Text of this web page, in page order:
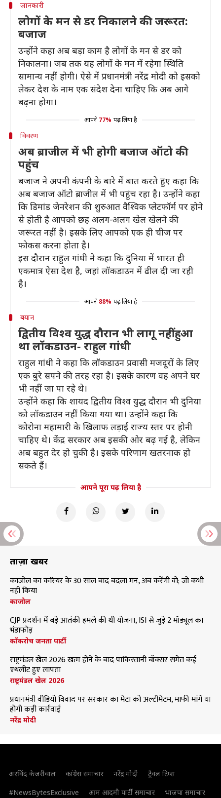
जानकारी
लोगों के मन से डर निकालने की जरूरत:
बजाज
उन्होंने कहा अब बड़ा काम है लोगों के मन से डर को
निकालना। जब तक यह लोगों के मन में रहेगा स्थिति
सामान्य नहीं होगी। ऐसे में प्रधानमंत्री नरेंद्र मोदी को इसको
लेकर देश के नाम एक संदेश देना चाहिए कि अब आगे
बढ़ना होगा।
आपने 77% पढ़ लिया है
विवरण
अब ब्राजील में भी होगी बजाज ऑटो की
पहुंच
बजाज ने अपनी कंपनी के बारे में बात करते हुए कहा कि
अब बजाज ऑटो ब्राजील में भी पहुंच रहा है। उन्होंने कहा
कि डिमांड जेनरेशन की शुरुआत वैश्विक प्लेटफॉर्म पर होने
से होती है आपको छह अलग-अलग खेल खेलने की
जरूरत नहीं है। इसके लिए आपको एक ही चीज पर
फोकस करना होता है।
इस दौरान राहुल गांधी ने कहा कि दुनिया में भारत ही
एकमात्र ऐसा देश है, जहां लॉकडाउन में ढील दी जा रही
है।
आपने 88% पढ़ लिया है
बयान
द्वितीय विश्व युद्ध दौरान भी लागू नहीं हुआ
था लॉकडाउन- राहुल गांधी
राहुल गांधी ने कहा कि लॉकडाउन प्रवासी मजदूरों के लिए
एक बुरे सपने की तरह रहा है। इसके कारण वह अपने घर
भी नहीं जा पा रहे थे।
उन्होंने कहा कि शायद द्वितीय विश्व युद्ध दौरान भी दुनिया
को लॉकडाउन नहीं किया गया था। उन्होंने कहा कि
कोरोना महामारी के खिलाफ लड़ाई राज्य स्तर पर होनी
चाहिए थे। केंद्र सरकार अब इसकी ओर बढ़ गई है, लेकिन
अब बहुत देर हो चुकी है। इसके परिणाम खतरनाक हो
सकते हैं।
आपने पूरा पढ़ लिया है
ताज़ा खबरें
काजोल का करियर के 30 साल बाद बदला मन, अब करेंगी वो; जो कभी
नहीं किया
काजोल
CJP प्रदर्शन में बड़े आतंकी हमले की थी योजना, ISI से जुड़े 2 मॉड्यूल का
भंडाफोड़
कॉकरोच जनता पार्टी
राष्ट्रमंडल खेल 2026 खत्म होने के बाद पाकिस्तानी बॉक्सर समेत कई
एथलीट हुए लापता
राष्ट्रमंडल खेल 2026
प्रधानमंत्री वीडियो विवाद पर सरकार का मेटा को अल्टीमेटम, माफी मांगें या
होगी कड़ी कार्रवाई
नरेंद्र मोदी
अरविंद केजरीवाल कांग्रेस समाचार नरेंद्र मोदी
ट्रैवल टिप्स
#NewsBytesExclusive
आम आदमी पार्टी समाचार भाजपा समाचार